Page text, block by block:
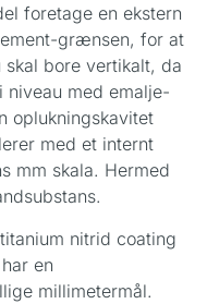
foretage en ekstern
grænsen, for at
bore vertikalt, da
niveau med emalje-
oplukningskavitet
med et internt
mm skala. Hermed
nitrid coating
en
millimetermål.